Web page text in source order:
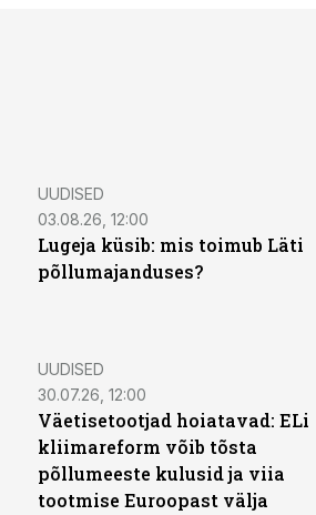
UUDISED
03.08.26, 12:00
Lugeja küsib: mis toimub Läti
põllumajanduses?
UUDISED
30.07.26, 12:00
Väetisetootjad hoiatavad: ELi
kliimareform võib tõsta
põllumeeste kulusid ja viia
tootmise Euroopast välja